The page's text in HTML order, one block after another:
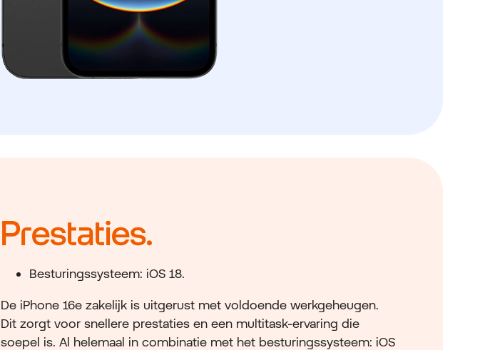
Prestaties.
Besturingssysteem: iOS 18.
De iPhone 16e zakelijk is uitgerust met voldoende werkgeheugen.
Dit zorgt voor snellere prestaties en een multitask-ervaring die
soepel is. Al helemaal in combinatie met het besturingssysteem: iOS